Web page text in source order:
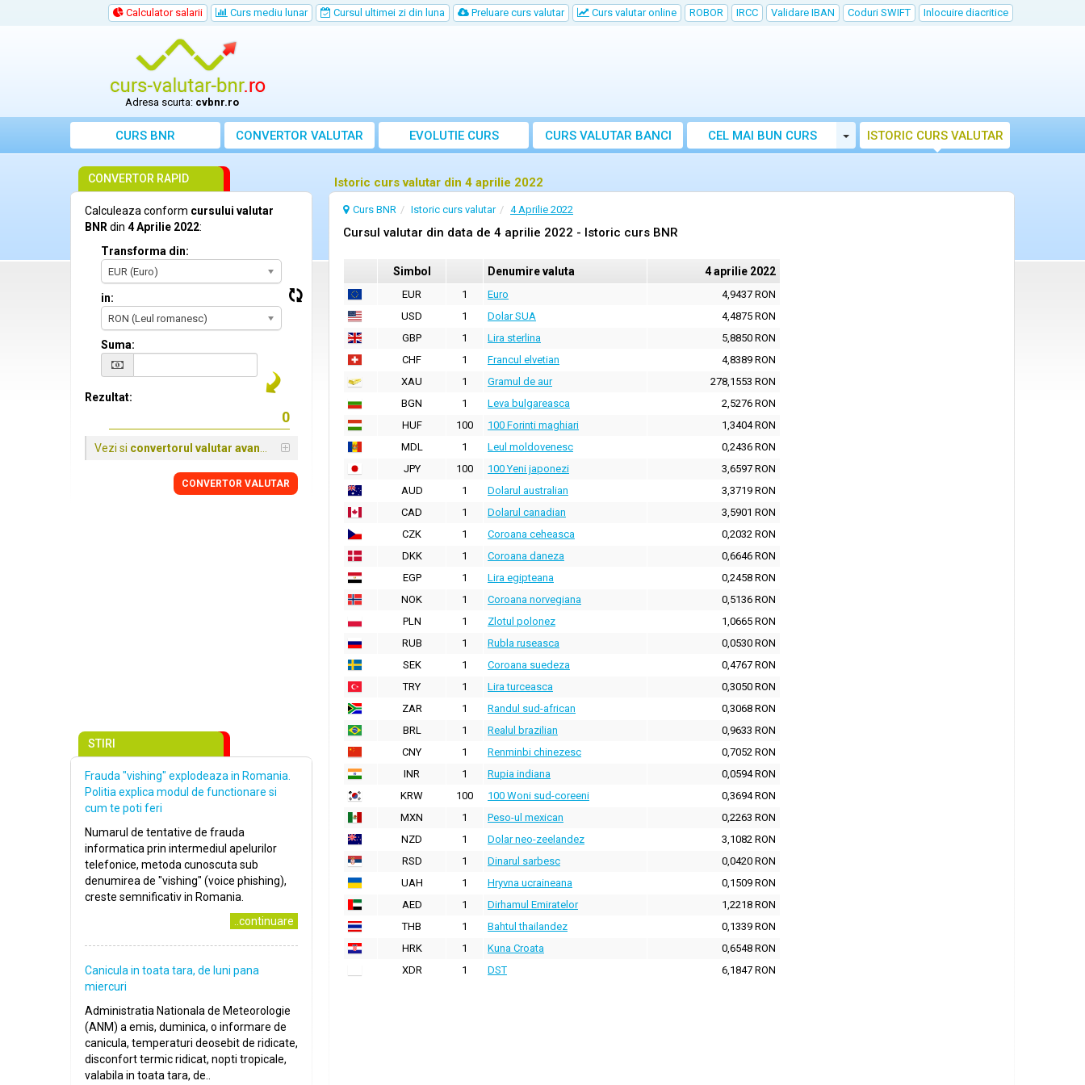
Calculator salarii Curs mediu lunar Cursul ultimei zi din luna Preluare curs valutar Curs valutar online ROBOR IRCC Validare IBAN Coduri SWIFT Inlocuire diacritice
Adresa scurta: cvbnr.ro
CURS BNR CONVERTOR VALUTAR EVOLUTIE CURS CURS VALUTAR BANCI CEL MAI BUN CURS Toggle Dropdown
ISTORIC CURS VALUTAR
Istoric curs valutar din 4 aprilie 2022
Curs BNR Istoric curs valutar 4 Aprilie 2022
Cursul valutar din data de 4 aprilie 2022 - Istoric curs BNR
Simbol Denumire valuta 4 aprilie 2022
EUR 1 Euro
4,9437 RON
USD
1 Dolar SUA
4,4875 RON
GBP
1 Lira sterlina
5,8850 RON
CHF
1 Francul elvetian
4,8389 RON
XAU
1 Gramul de aur
278,1553 RON
BGN
1 Leva bulgareasca
2,5276 RON
HUF
100 100 Forinti maghiari
1,3404 RON
MDL
1 Leul moldovenesc
0,2436 RON
JPY
100 100 Yeni japonezi
3,6597 RON
AUD
1 Dolarul australian
3,3719 RON
CAD
1 Dolarul canadian
3,5901 RON
CZK
1 Coroana ceheasca
0,2032 RON
DKK
1 Coroana daneza
0,6646 RON
EGP
1 Lira egipteana
0,2458 RON
NOK
1 Coroana norvegiana
0,5136 RON
PLN
1 Zlotul polonez
1,0665 RON
RUB
1 Rubla ruseasca
0,0530 RON
SEK
1 Coroana suedeza
0,4767 RON
TRY
1 Lira turceasca
0,3050 RON
ZAR
1 Randul sud-african
0,3068 RON
BRL
1 Realul brazilian
0,9633 RON
CNY
1 Renminbi chinezesc
0,7052 RON
INR
1 Rupia indiana
0,0594 RON
KRW
100 100 Woni sud-coreeni
0,3694 RON
MXN
1 Peso-ul mexican
0,2263 RON
NZD
1 Dolar neo-zeelandez
3,1082 RON
RSD
1 Dinarul sarbesc
0,0420 RON
UAH
1 Hryvna ucraineana
0,1509 RON
AED
1 Dirhamul Emiratelor
1,2218 RON
THB
1 Bahtul thailandez
0,1339 RON
HRK
1 Kuna Croata
0,6548 RON
XDR
1 DST 6,1847 RON
CONVERTOR RAPID
Calculeaza conform cursului valutar
BNR din 4 Aprilie 2022:
Transforma din:
EUR (Euro)
in:
RON (Leul romanesc)
Suma:
Rezultat:
Vezi si convertorul valutar avansat
CONVERTOR VALUTAR
STIRI
Frauda "vishing" explodeaza in Romania.
Politia explica modul de functionare si
cum te poti feri
Numarul de tentative de frauda
informatica prin intermediul apelurilor
telefonice, metoda cunoscuta sub
denumirea de "vishing" (voice phishing),
creste semnificativ in Romania.
..continuare
Canicula in toata tara, de luni pana
miercuri
Administratia Nationala de Meteorologie
(ANM) a emis, duminica, o informare de
canicula, temperaturi deosebit de ridicate,
disconfort termic ridicat, nopti tropicale,
valabila in toata tara, de..